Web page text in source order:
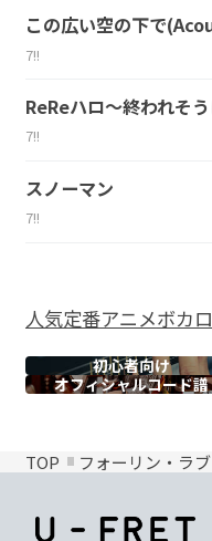
この広い空の下で
7!!
ReReハロ～終われそ
7!!
スノーマン
7!!
人気定番アニメボカロ
初心者向け
オフィシャルコード譜
TOP フォーリン・ラブ